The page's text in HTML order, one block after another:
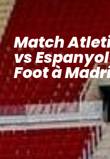
Match
vs
Foot à